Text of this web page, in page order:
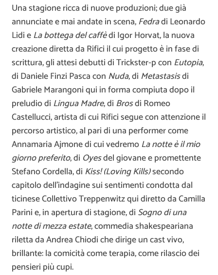
Una stagione ricca di nuove produzioni; due già
annunciate e mai andate in scena,Fedradi Leonardo
Lidi eLa bottega del caffèdi Igor Horvat, la nuova
creazione diretta da Rifici il cui progetto è in fase di
scrittura, gli attesi debutti di Trickster-p con Eutopia,
di Daniele Finzi Pasca con Nuda, di Metastasisdi
Gabriele Marangoni qui in forma compiuta dopo il
preludio di Lingua Madre, di Brosdi Romeo
Castellucci, artista di cui Rifici segue con attenzione il
percorso artistico, al pari di una performer come
Annamaria Ajmone di cui vedremoLa notte è il mio
giorno preferito, di Oyesdel giovane e promettente
Stefano Cordella, di Kiss! (Loving Kills)secondo
capitolo dell’indagine sui sentimenti condotta dal
ticinese Collettivo Treppenwitz qui diretto da Camilla
Parini e, in apertura di stagione, di Sogno di una
notte di mezza estate, commedia shakespeariana
riletta da Andrea Chiodi che dirige un cast vivo,
brillante: la comicità come terapia, come rilascio dei
pensieri più cupi.